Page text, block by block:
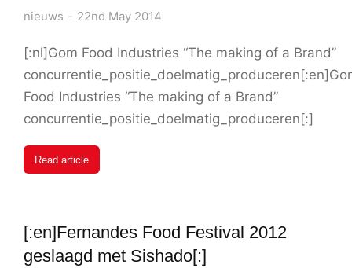
nieuws 22nd May 2014
[:nl]Gom Food Industries “The making of a Brand”
Food Industries “The making of a Brand”
concurrentie_positie_doelmatig_produceren[:]
Read article
[:en]Fernandes Food Festival 2012
geslaagd met Sishado[:]